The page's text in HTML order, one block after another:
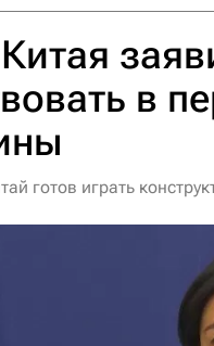
в
готов играть